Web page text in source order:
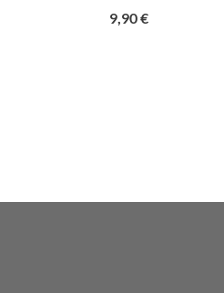
9,90 €Prix